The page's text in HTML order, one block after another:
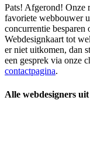
Pats! Afgerond! Onze
favoriete webbouwer
concurrentie besparen
Webdesignkaart tot wel
er niet uitkomen, dan
een gesprek via onze
contactpagina.
Alle webdesigners